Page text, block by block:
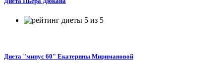
Диета "минус 60" Екатерины Миримановой